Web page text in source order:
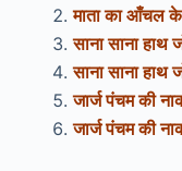
माता का आँचल के
साना साना हाथ
साना साना हाथ
जार्ज पंचम की
जार्ज पंचम की